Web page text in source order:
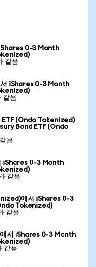
0-3 Month
같음
iShares 0-3 Month
같음
(Ondo Tokenized)
Bond ETF (Ondo
음
iShares 0-3 Month
같음
에서 iShares 0-3
Tokenized)
같음
서 iShares 0-3 Month
같음